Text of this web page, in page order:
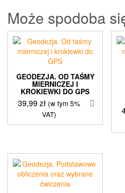
Może spodoba
GEODEZJA. OD TAŚMY
MIERNICZEJ I
KROKIEWKI DO GPS
39,99zł (w tym 5%
VAT)